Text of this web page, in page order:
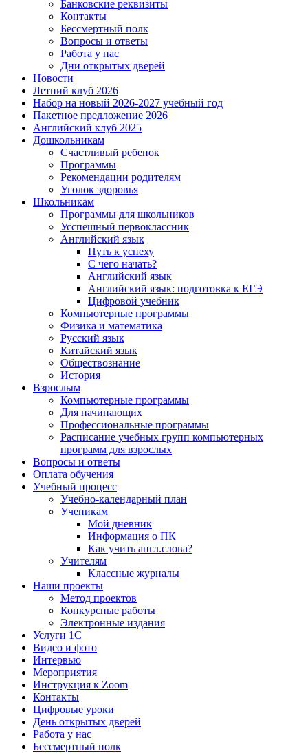
Банковские реквизиты
Контакты
Бессмертный полк
Вопросы и ответы
Работа у нас
Дни открытых дверей
Новости
Летний клуб 2026
Набор на новый 2026-2027 учебный год
Пакетное предложение 2026
Английский клуб 2025
Дошкольникам
Счастливый ребенок
Программы
Рекомендации родителям
Уголок здоровья
Школьникам
Программы для школьников
Усспешный первоклассник
Английский язык
Путь к успеху
С чего начать?
Английский язык
Английский язык: подготовка к ЕГЭ
Цифровой учебник
Компьютерные программы
Физика и математика
Русский язык
Китайский язык
Обществознание
История
Взрослым
Компьютерные программы
Для начинающих
Профессиональные программы
Расписание учебных групп компьютерных
программ для взрослых
Вопросы и ответы
Оплата обучения
Учебный процесс
Учебно-календарный план
Ученикам
Мой дневник
Информация о ПК
Как учить англ.слова?
Учителям
Классные журналы
Наши проекты
Метод проектов
Конкурсные работы
Электронные издания
Услуги 1C
Видео и фото
Интервью
Мероприятия
Инструкция к Zoom
Контакты
Цифровые уроки
День открытых дверей
Работа у нас
Бессмертный полк